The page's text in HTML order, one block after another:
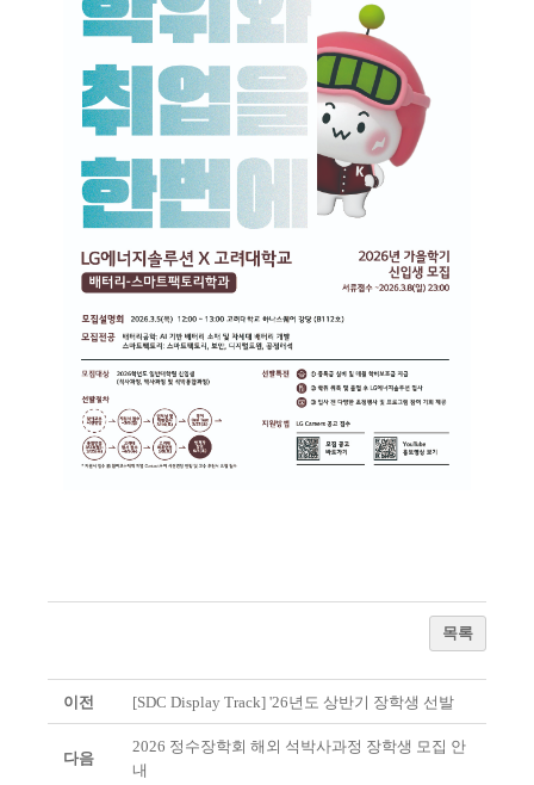
목록
이전 [SDC Display Track] '26년도 상반기 장학생 선발
다음
2026 정수장학회 해외 석박사과정 장학생 모집 안
내